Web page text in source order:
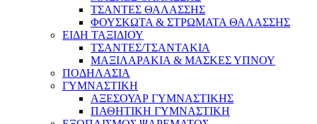
ΤΣΑΝΤΕΣ ΘΑΛΑΣΣΗΣ
ΦΟΥΣΚΩΤΑ & ΣΤΡΩΜΑΤΑ ΘΑΛΑΣΣΗΣ
ΕΙΔΗ ΤΑΞΙΔΙΟΥ
ΤΣΑΝΤΕΣ/ΤΣΑΝΤΑΚΙΑ
ΜΑΞΙΛΑΡΑΚΙΑ & ΜΑΣΚΕΣ ΥΠΝΟΥ
ΠΟΔΗΛΑΣΙΑ
ΓΥΜΝΑΣΤΙΚΗ
ΑΞΕΣΟΥΑΡ ΓΥΜΝΑΣΤΙΚΗΣ
ΠΑΘΗΤΙΚΗ ΓΥΜΝΑΣΤΙΚΗ